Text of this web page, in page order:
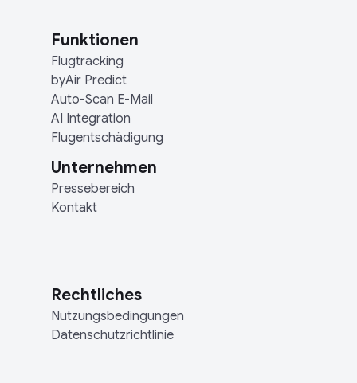
Funktionen
Flugtracking
byAir Predict
Auto-Scan E-Mail
AI Integration
Flugentschädigung
Unternehmen
Pressebereich
Kontakt
Rechtliches
Nutzungsbedingungen
Datenschutzrichtlinie